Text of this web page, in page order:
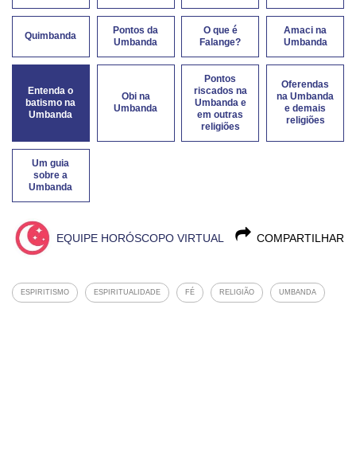
Quimbanda
Pontos da
Umbanda
O que é
Falange?
Amaci na
Umbanda
Entenda o
batismo na
Umbanda
Obi na
Umbanda
Pontos
riscados na
Umbanda e
em outras
religiões
Oferendas
na Umbanda
e demais
religiões
Um guia
sobre a
Umbanda
COMPARTILHAR
EQUIPE HORÓSCOPO VIRTUAL
ESPIRITISMO ESPIRITUALIDADE FÉ RELIGIÃO UMBANDA